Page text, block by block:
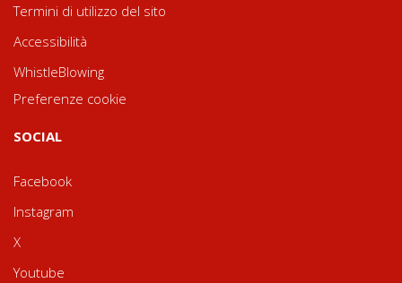
Termini di utilizzo del sito
Accessibilità
WhistleBlowing
Preferenze cookie
SOCIAL
Facebook
Instagram
X
Youtube